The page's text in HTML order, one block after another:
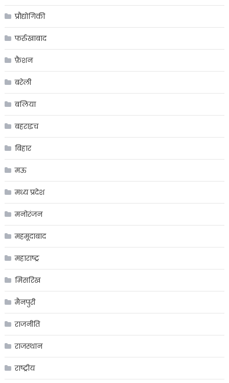
प्रौद्योगिकी
फर्रुखाबाद
फ़ैशन
बरेली
बलिया
बहराइच
बिहार
मऊ
मध्य प्रदेश
मनोरंजन
महमूदाबाद
महाराष्ट्र
मिसरिख
मैनपुरी
राजनीति
राजस्थान
राष्ट्रीय